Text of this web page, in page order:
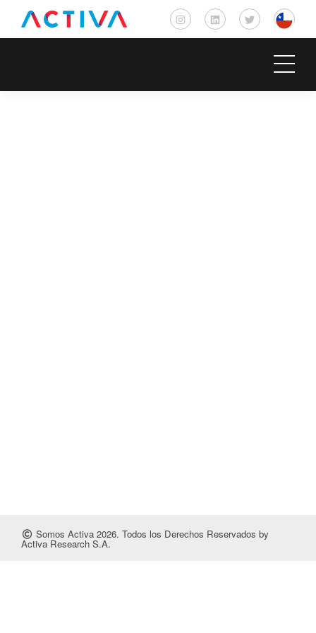
Somos Activa 2026. Todos los Derechos Reservados by
Activa Research S.A.